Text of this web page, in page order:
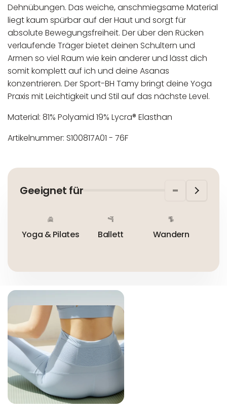
Dehnübungen. Das weiche, anschmiegsame Material
liegt kaum spürbar auf der Haut und sorgt für
absolute Bewegungsfreiheit. Der über den Rücken
verlaufende Träger bietet deinen Schultern und
Armen so viel Raum wie kein anderer und lässt dich
somit komplett auf ich und deine Asanas
konzentrieren. Der Sport-BH Tamy bringt deine Yoga
Praxis mit Leichtigkeit und Stil auf das nächste Level.
Material: 81% Polyamid 19% Lycra® Elasthan
Artikelnummer: S100817A01 - 76F
Maschinenwäsche bis 30°C
Nicht bügeln
In der EU niedergelassener verantwortlicher
Geeignet für
Yoga & Pilates Ballett Wandern